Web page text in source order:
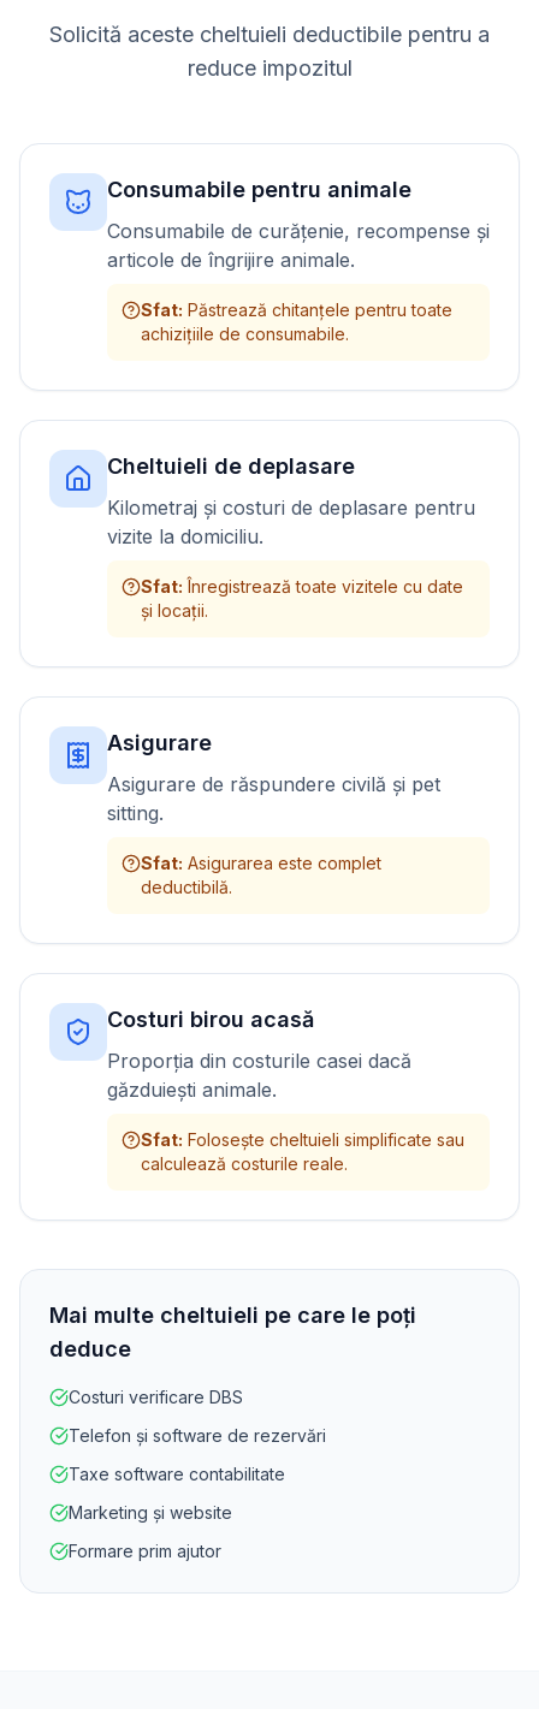
Solicită aceste cheltuieli deductibile pentru a
reduce impozitul
Consumabile pentru animale
Consumabile de curățenie, recompense și
articole de îngrijire animale.
Sfat: Păstrează chitanțele pentru toate
achizițiile de consumabile.
Cheltuieli de deplasare
Kilometraj și costuri de deplasare pentru
vizite la domiciliu.
Sfat: Înregistrează toate vizitele cu date
și locații.
Asigurare
Asigurare de răspundere civilă și pet
sitting.
Sfat: Asigurarea este complet
deductibilă.
Costuri birou acasă
Proporția din costurile casei dacă
găzduiești animale.
Sfat: Folosește cheltuieli simplificate sau
calculează costurile reale.
Mai multe cheltuieli pe care le poți
deduce
Costuri verificare DBS
Telefon și software de rezervări
Taxe software contabilitate
Marketing și website
Formare prim ajutor